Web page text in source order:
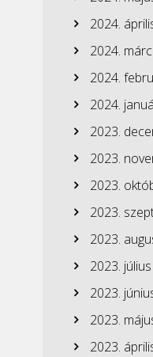
2024.
2024.
2024.
2024.
2023.
2023.
2023.
2023.
2023.
2023. július
2023.
2023.
2023.